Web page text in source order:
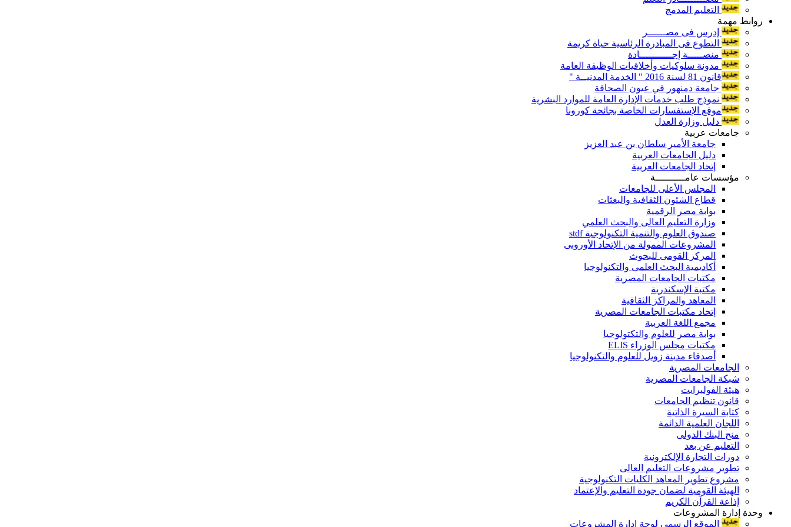
التعليم المدمج
روابط مهمة
إدرس فى مصــــــر
التطوع فى المبادرة الرئاسية حياة كريمة
منصـــــة إجـــــــــــادة
مدونة سلوكيات وأخلاقيات الوظيفة العامة
قانون 81 لسنة 2016 " الخدمة المدنيــة "
جامعة دمنهور في عيون الصحافة
نموذج طلب خدمات الإدارة العامة للموارد البشرية
موقع الإستفسارات الخاصة بجائحة كورونا
دليل وزارة العدل
جامعات عربية
جامعة الأمير سلطان بن عبد العزيز
دليل الجامعات العربية
إتحاد الجامعات العربية
مؤسسات عامــــــــــة
المجلس الأعلى للجامعات
قطاع الشئون الثقافية والبعثات
بوابة مصر الرقمية
وزارة التعليم العالى والبحث العلمي
صندوق العلوم والتنمية التكنولوجية stdf
المشروعات الممولة من الإتحاد الأوروبى
المركز القومى للبحوث
أكاديمية البحث العلمى والتكنولوجيا
مكتبات الجامعات المصرية
مكتبة الإسكندرية
المعاهد والمراكز الثقافية
إتحاد مكتبات الجامعات المصرية
مجمع اللغة العربية
بوابة مصر للعلوم والتكتولوجيا
مكتبات مجلس الوزراء ELIS
أصدقاء مدينة زويل للعلوم والتكنولوجيا
الجامعات المصرية
شبكة الجامعات المصرية
هيئة الفولبرايت
قانون تنظيم الجامعات
كتابة السيرة الذاتية
اللجان العلمية الدائمة
منح البنك الدولى
التعليم عن بعد
دورات التجارة الإلكترونية
تطوير مشروعات التعليم العالى
مشروع تطوير المعاهد الكليات التكنولوجية
الهيئة القومية لضمان جودة التعليم والإعتماد
إذاعة القرآن الكريم
وحدة إدارة المشروعات
الموقع الرسمى لوحة إدارة المشروعات